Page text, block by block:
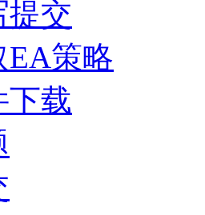
提交
EA策略
下载